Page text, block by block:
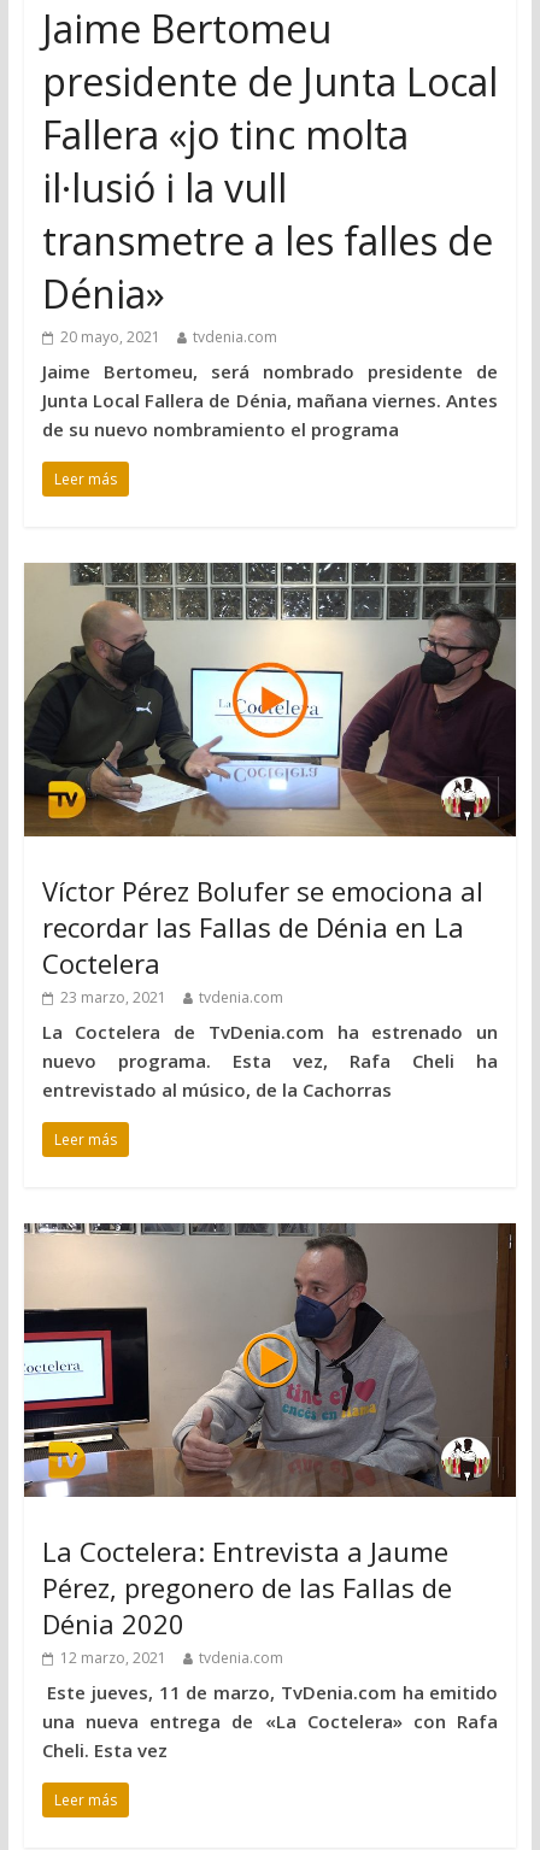
Jaime Bertomeu
presidente de Junta Local
Fallera «jo tinc molta
il·lusió i la vull
transmetre a les falles de
Dénia»
20 mayo, 2021 tvdenia.com
Jaime Bertomeu, será nombrado presidente de
Junta Local Fallera de Dénia, mañana viernes. Antes
de su nuevo nombramiento el programa
Leer más
Víctor Pérez Bolufer se emociona al
recordar las Fallas de Dénia en La
Coctelera
23 marzo, 2021 tvdenia.com
La Coctelera de TvDenia.com ha estrenado un
nuevo programa. Esta vez, Rafa Cheli ha
entrevistado al músico, de la Cachorras
Leer más
La Coctelera: Entrevista a Jaume
Pérez, pregonero de las Fallas de
Dénia 2020
12 marzo, 2021 tvdenia.com
Este jueves, 11 de marzo, TvDenia.com ha emitido
una nueva entrega de «La Coctelera» con Rafa
Cheli. Esta vez
Leer más